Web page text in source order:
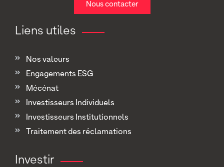
Nous contacter
Liens utiles
Nos valeurs
Engagements ESG
Mécénat
Investisseurs Individuels
Investisseurs Institutionnels
Traitement des réclamations
Investir